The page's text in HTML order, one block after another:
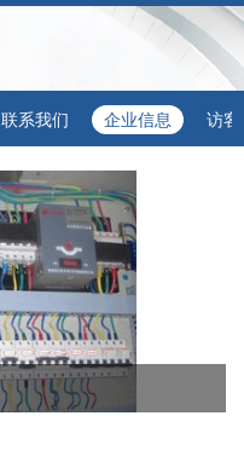
联系我们 企业信息 访客